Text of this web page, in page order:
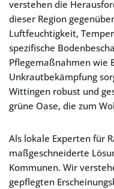
verstehen die
dieser Region
Luftfeuchtigkeit,
spezifische
Pflegemaßnahmen wie
Unkrautbekämpfung
Wittingen robust und
grüne Oase, die zum
Als lokale Experten für
maßgeschneiderte
Kommunen. Wir
gepflegten